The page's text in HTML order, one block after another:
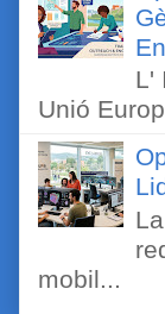
L'
Unió
mobil...